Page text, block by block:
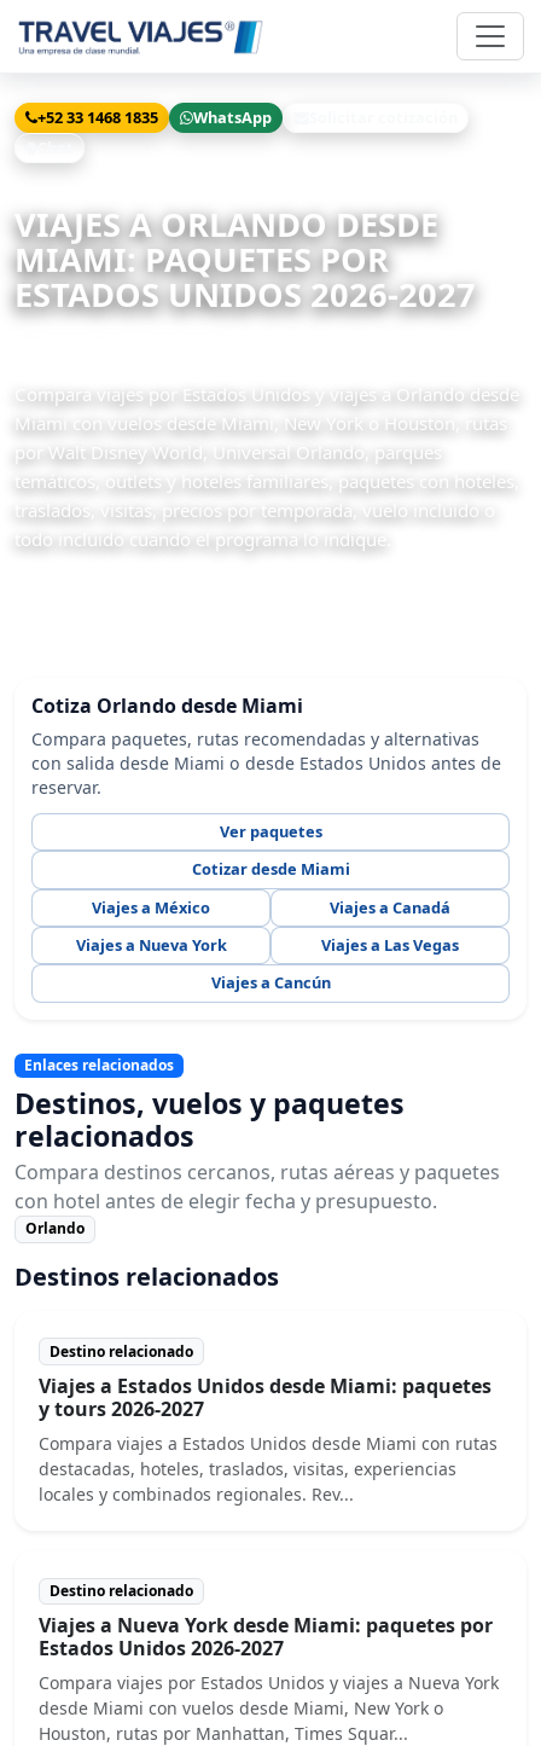
+52 33 1468 1835 WhatsApp
VIAJES A ORLANDO DESDE
MIAMI: PAQUETES POR
ESTADOS UNIDOS 2026-2027
Compara viajes por Estados Unidos y viajes a Orlando desde
Miami con vuelos desde Miami, New York o Houston, rutas
por Walt Disney World, Universal Orlando, parques
temáticos, outlets y hoteles familiares, paquetes con hoteles,
traslados, visitas, precios por temporada, vuelo incluido o
todo incluido cuando el programa lo indique.
Cotiza Orlando desde Miami
Compara paquetes, rutas recomendadas y alternativas
con salida desde Miami o desde Estados Unidos antes de
reservar.
Ver paquetes
Cotizar desde Miami
Viajes a México
Viajes a Canadá
Viajes a Nueva York
Viajes a Las Vegas
Viajes a Cancún
Enlaces relacionados
Destinos, vuelos y paquetes
relacionados
Compara destinos cercanos, rutas aéreas y paquetes
con hotel antes de elegir fecha y presupuesto.
Orlando
Destinos relacionados
Destino relacionado
Viajes a Estados Unidos desde Miami: paquetes
y tours 2026-2027
Compara viajes a Estados Unidos desde Miami con rutas
destacadas, hoteles, traslados, visitas, experiencias
locales y combinados regionales. Rev...
Destino relacionado
Viajes a Nueva York desde Miami: paquetes por
Estados Unidos 2026-2027
Compara viajes por Estados Unidos y viajes a Nueva York
desde Miami con vuelos desde Miami, New York o
Houston, rutas por Manhattan, Times Squar...